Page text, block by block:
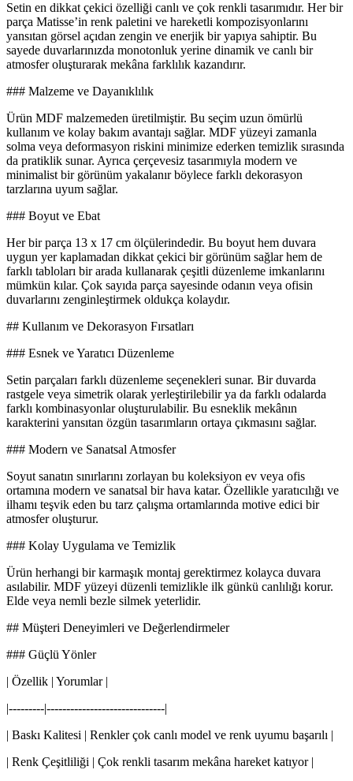
Setin en dikkat çekici özelliği canlı ve çok renkli tasarımıdır. Her bir
parça Matisse’in renk paletini ve hareketli kompozisyonlarını
yansıtan görsel açıdan zengin ve enerjik bir yapıya sahiptir. Bu
sayede duvarlarınızda monotonluk yerine dinamik ve canlı bir
atmosfer oluşturarak mekâna farklılık kazandırır.
### Malzeme ve Dayanıklılık
Ürün MDF malzemeden üretilmiştir. Bu seçim uzun ömürlü
kullanım ve kolay bakım avantajı sağlar. MDF yüzeyi zamanla
solma veya deformasyon riskini minimize ederken temizlik sırasında
da pratiklik sunar. Ayrıca çerçevesiz tasarımıyla modern ve
minimalist bir görünüm yakalanır böylece farklı dekorasyon
tarzlarına uyum sağlar.
### Boyut ve Ebat
Her bir parça 13 x 17 cm ölçülerindedir. Bu boyut hem duvara
uygun yer kaplamadan dikkat çekici bir görünüm sağlar hem de
farklı tabloları bir arada kullanarak çeşitli düzenleme imkanlarını
mümkün kılar. Çok sayıda parça sayesinde odanın veya ofisin
duvarlarını zenginleştirmek oldukça kolaydır.
## Kullanım ve Dekorasyon Fırsatları
### Esnek ve Yaratıcı Düzenleme
Setin parçaları farklı düzenleme seçenekleri sunar. Bir duvarda
rastgele veya simetrik olarak yerleştirilebilir ya da farklı odalarda
farklı kombinasyonlar oluşturulabilir. Bu esneklik mekânın
karakterini yansıtan özgün tasarımların ortaya çıkmasını sağlar.
### Modern ve Sanatsal Atmosfer
Soyut sanatın sınırlarını zorlayan bu koleksiyon ev veya ofis
ortamına modern ve sanatsal bir hava katar. Özellikle yaratıcılığı ve
ilhamı teşvik eden bu tarz çalışma ortamlarında motive edici bir
atmosfer oluşturur.
### Kolay Uygulama ve Temizlik
Ürün herhangi bir karmaşık montaj gerektirmez kolayca duvara
asılabilir. MDF yüzeyi düzenli temizlikle ilk günkü canlılığı korur.
Elde veya nemli bezle silmek yeterlidir.
## Müşteri Deneyimleri ve Değerlendirmeler
### Güçlü Yönler
| Özellik | Yorumlar |
|---------|------------------------------|
| Baskı Kalitesi | Renkler çok canlı model ve renk uyumu başarılı |
| Renk Çeşitliliği | Çok renkli tasarım mekâna hareket katıyor |